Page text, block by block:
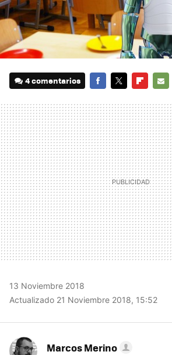
4 comentarios
MAIL
13 Noviembre 2018
Actualizado 21 Noviembre 2018, 15:52
Marcos Merino